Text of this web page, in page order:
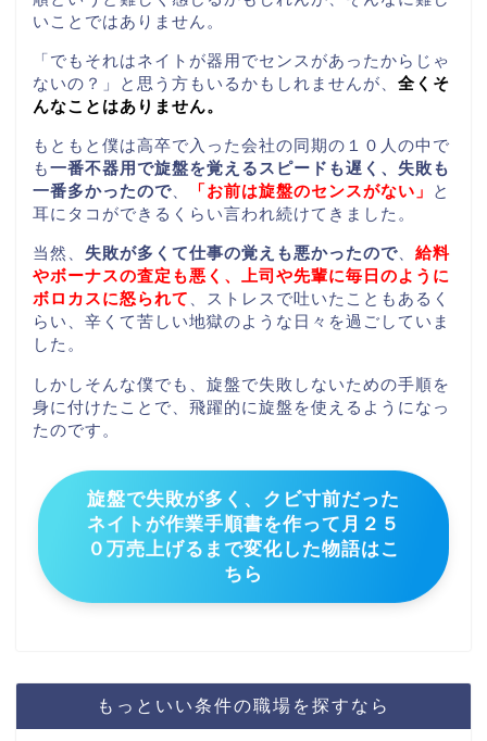
いことではありません。
「でもそれはネイトが器用でセンスがあったからじゃ
ないの？」と思う方もいるかもしれませんが、 全くそ
んなことはありません。
もともと僕は高卒で入った会社の同期の１０人の中で
も一番不器用で旋盤を覚えるスピードも遅く、失敗も
一番多かったので
「お前は旋盤のセンスがない」
と
耳にタコができるくらい言われ続けてきました。
当然、 失敗が多くて仕事の覚えも悪かったので、 給料
やボーナスの査定も悪く、上司や先輩に毎日のように
ボロカスに怒られて 、ストレスで吐いたこともあるく
らい、辛くて苦しい地獄のような日々を過ごしていま
した。
しかしそんな僕でも、旋盤で失敗しないための手順を
身に付けたことで、飛躍的に旋盤を使えるようになっ
たのです。
旋盤で失敗が多く、クビ寸前だった
ネイトが作業手順書を作って月２５
０万売上げるまで変化した物語はこ
ちら
もっといい条件の職場を探すなら